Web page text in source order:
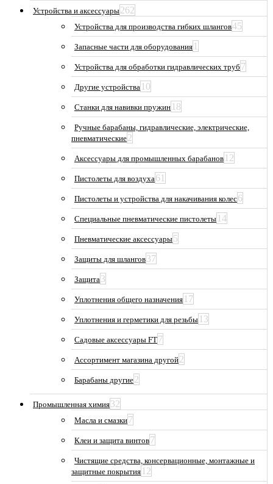
Устройства и аксессуары262
Устройства для производства гибких шлангов45
Запасные части для оборудования 1
Устройства для обработки гидравлических труб 7
Другие устройства 10
Станки для навивки пружин 18
Ручные барабаны, гидравлические, электрические,
пневматические2
Аксессуары для промышленных барабанов 12
Пистолеты для воздуха61
Пистолеты и устройства для накачивания колес6
Специальные пневматические пистолеты 14
Пневматические аксессуары5
Защиты для шлангов37
Защита3
Уплотнения общего назначения 17
Уплотнения и герметики для резьбы 13
Садовые аксессуары FT7
Ассортимент магазина другой2
Барабаны другие2
Промышленная химия32
Масла и смазки7
Клеи и защита винтов7
Чистящие средства, консервационные, монтажные и
защитные покрытия 12